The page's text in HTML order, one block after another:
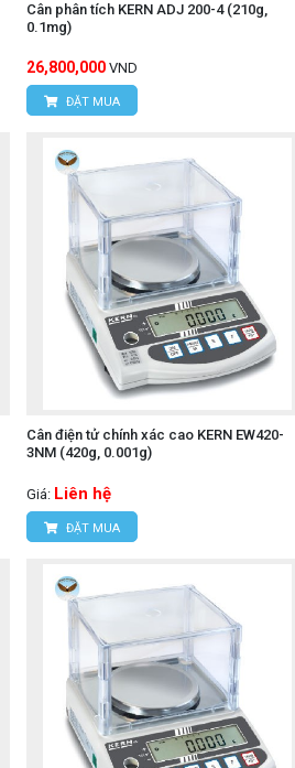
Cân phân tích KERN ADJ 200-4 (210g,
0.1mg)
26,800,000 VND
ĐẶT MUA
Cân điện tử chính xác cao KERN EW420-
3NM (420g, 0.001g)
Giá: Liên hệ
ĐẶT MUA